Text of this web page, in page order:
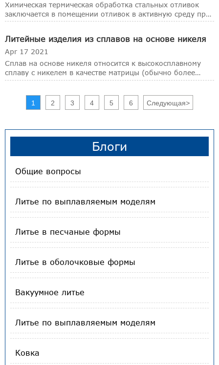
Химическая термическая обработка стальных отливок
заключается в помещении отливок в активную среду при
определенной температуре для сохранения тепла, чтобы
проникнуть через поверхность.
Литейные изделия из сплавов на основе никеля
Apr 17 2021
Сплав на основе никеля относится к высокосплавному
сплаву с никелем в качестве матрицы (обычно более
50%) и медью, молибденом, хромом и другими
1 2 3 4 5 6 Следующая>
Блоги
Общие вопросы
Литье по выплавляемым моделям
Литье в песчаные формы
Литье в оболочковые формы
Вакуумное литье
Литье по выплавляемым моделям
Ковка